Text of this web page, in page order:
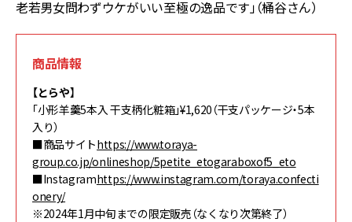
老若男女問わずウケがいい至極の逸品です」（桶谷さん）
商品情報
【とらや】
「小形羊羹5本入 干支柄化粧箱」¥1,620（干支パッケージ・5本
入り）
■商品サイトhttps://www.toraya-
group.co.jp/onlineshop/5petite_etogaraboxof5_eto
■Instagramhttps://www.instagram.com/toraya.confecti
onery/
※2024年1月中旬までの限定販売（なくなり次第終了）